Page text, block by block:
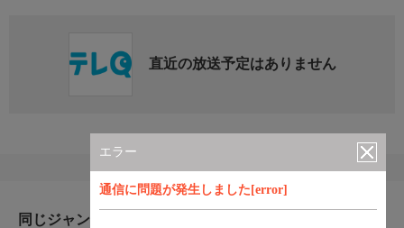
エラー
通信に問題が発生しました[error]
直近の放送予定はありません
同じジャンルのおすすめ番組